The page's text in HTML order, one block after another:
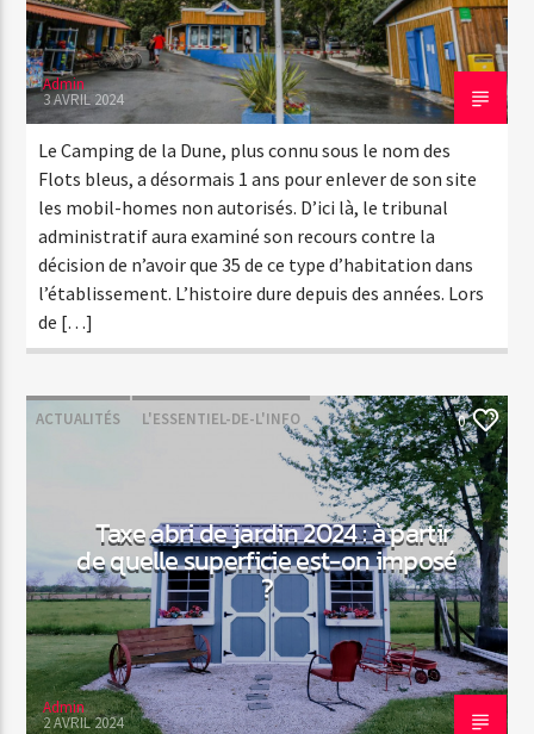
Admin
3 AVRIL 2024
Le Camping de la Dune, plus connu sous le nom des
Flots bleus, a désormais 1 ans pour enlever de son site
les mobil-homes non autorisés. D’ici là, le tribunal
administratif aura examiné son recours contre la
décision de n’avoir que 35 de ce type d’habitation dans
l’établissement. L’histoire dure depuis des années. Lors
de […]
ACTUALITÉS L'ESSENTIEL-DE-L'INFO 0
Taxe abri de jardin 2024 : à partir
de quelle superficie est-on imposé
?
Admin
2 AVRIL 2024